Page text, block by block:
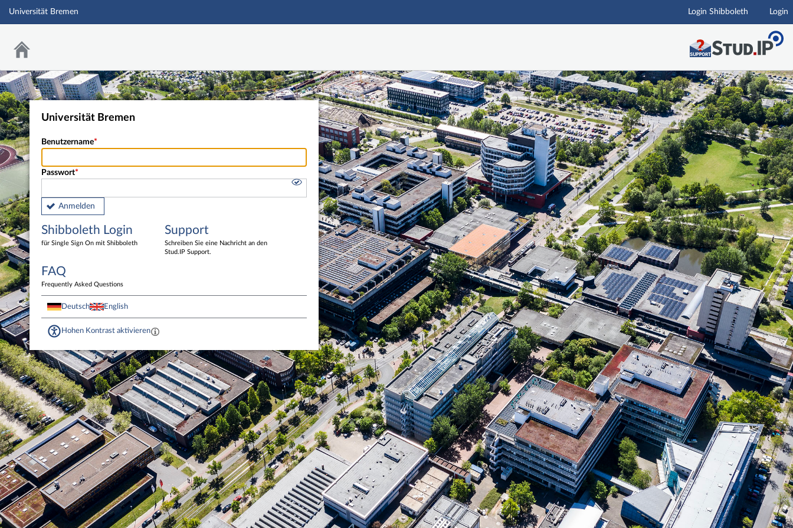
Hauptnavigation
Universität Bremen Login Shibboleth Login
Universität Bremen
Benutzername
Passwort
Anmelden
Shibboleth Login
für Single Sign On mit Shibboleth
Support
Schreiben Sie eine Nachricht an den
Stud.IP Support.
FAQ
Frequently Asked Questions
Deutsch English
Hohen Kontrast aktivieren